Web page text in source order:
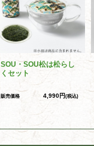
SOU・SOU松は松らし
くセット
販売価格 4,990円(税込)